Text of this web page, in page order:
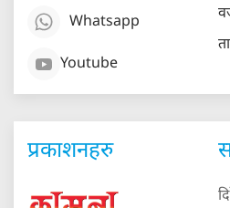
Whatsapp
Youtube
प्रकाशनहरु